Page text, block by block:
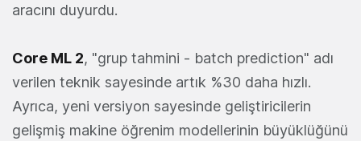
aracını duyurdu.
Core ML 2, "grup tahmini - batch prediction" adı
verilen teknik sayesinde artık %30 daha hızlı.
Ayrıca, yeni versiyon sayesinde geliştiricilerin
gelişmiş makine öğrenim modellerinin büyüklüğünü